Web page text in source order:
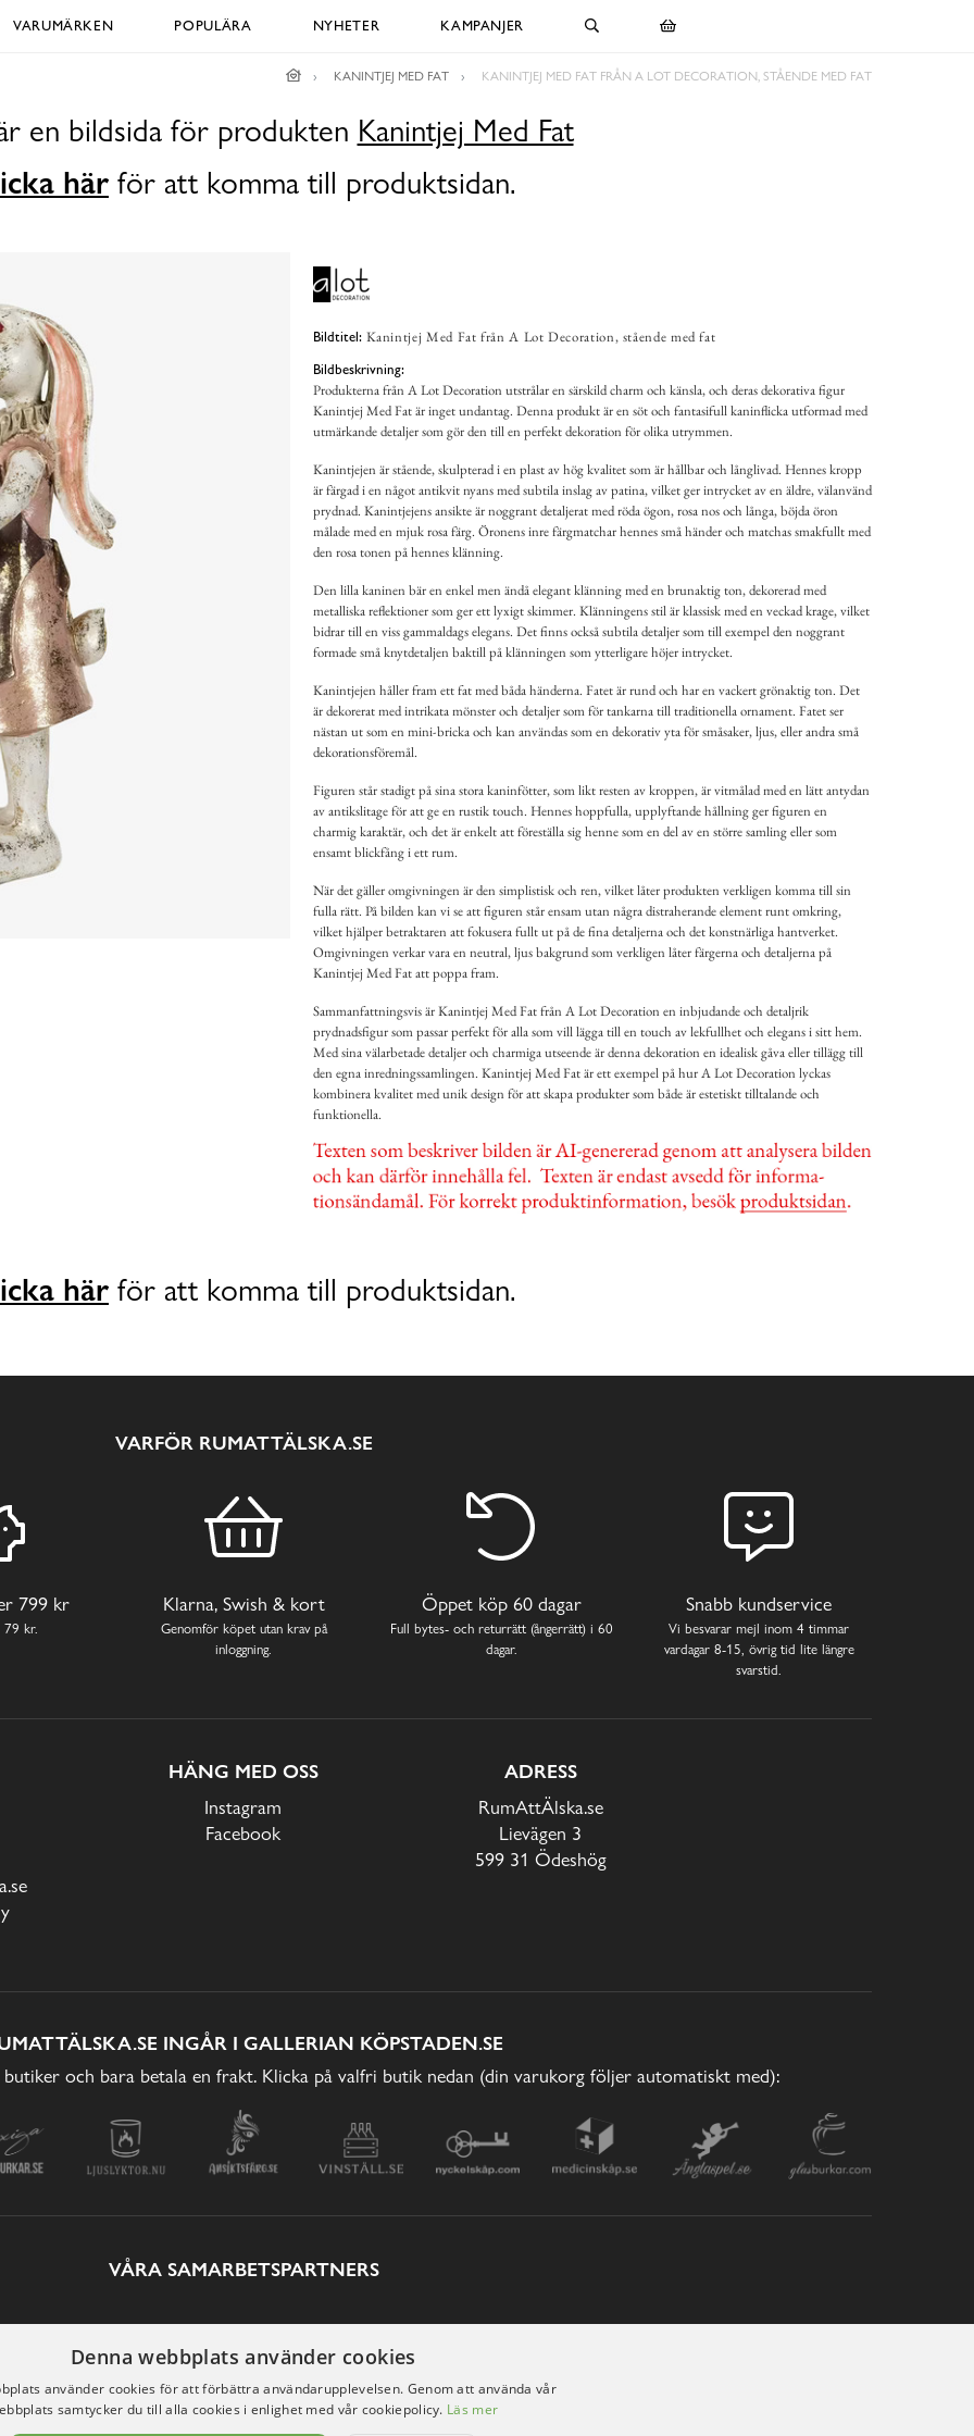
VARUMÄRKEN POPULÄRA NYHETER KAMPANJER
KANINTJEJ MED FAT KANINTJEJ MED FAT FRÅN A LOT DECORATION, STÅENDE MED FAT
en bildsida för produkten Kanintjej Med Fat
här för att komma till produktsidan.
Bildtitel: Kanintjej Med Fat från A Lot Decoration, stående med fat
Bildbeskrivning:
Produkterna från A Lot Decoration utstrålar en särskild charm och känsla, och deras dekorativa figur
Kanintjej Med Fat är inget undantag. Denna produkt är en söt och fantasifull kaninflicka utformad med
utmärkande detaljer som gör den till en perfekt dekoration för olika utrymmen.
Kanintjejen är stående, skulpterad i en plast av hög kvalitet som är hållbar och långlivad. Hennes kropp
är färgad i en något antikvit nyans med subtila inslag av patina, vilket ger intrycket av en äldre, välanvänd
prydnad. Kanintjejens ansikte är noggrant detaljerat med röda ögon, rosa nos och långa, böjda öron
målade med en mjuk rosa färg. Öronens inre färgmatchar hennes små händer och matchas smakfullt med
den rosa tonen på hennes klänning.
Den lilla kaninen bär en enkel men ändå elegant klänning med en brunaktig ton, dekorerad med
metalliska reflektioner som ger ett lyxigt skimmer. Klänningens stil är klassisk med en veckad krage, vilket
bidrar till en viss gammaldags elegans. Det finns också subtila detaljer som till exempel den noggrant
formade små knytdetaljen baktill på klänningen som ytterligare höjer intrycket.
Kanintjejen håller fram ett fat med båda händerna. Fatet är rund och har en vackert grönaktig ton. Det
är dekorerat med intrikata mönster och detaljer som för tankarna till traditionella ornament. Fatet ser
nästan ut som en mini-bricka och kan användas som en dekorativ yta för småsaker, ljus, eller andra små
dekorationsföremål.
Figuren står stadigt på sina stora kaninfötter, som likt resten av kroppen, är vitmålad med en lätt antydan
av antikslitage för att ge en rustik touch. Hennes hoppfulla, upplyftande hållning ger figuren en
charmig karaktär, och det är enkelt att föreställa sig henne som en del av en större samling eller som
ensamt blickfång i ett rum.
När det gäller omgivningen är den simplistisk och ren, vilket låter produkten verkligen komma till sin
fulla rätt. På bilden kan vi se att figuren står ensam utan några distraherande element runt omkring,
vilket hjälper betraktaren att fokusera fullt ut på de fina detaljerna och det konstnärliga hantverket.
Omgivningen verkar vara en neutral, ljus bakgrund som verkligen låter färgerna och detaljerna på
Kanintjej Med Fat att poppa fram.
Sammanfattningsvis är Kanintjej Med Fat från A Lot Decoration en inbjudande och detaljrik
prydnadsfigur som passar perfekt för alla som vill lägga till en touch av lekfullhet och elegans i sitt hem.
Med sina välarbetade detaljer och charmiga utseende är denna dekoration en idealisk gåva eller tillägg till
den egna inredningssamlingen. Kanintjej Med Fat är ett exempel på hur A Lot Decoration lyckas
kombinera kvalitet med unik design för att skapa produkter som både är estetiskt tilltalande och
funktionella.
här för att komma till produktsidan.
VARFÖR RUMATTÄLSKA.SE
799 kr
79 kr.
Klarna, Swish & kort
Genomför köpet utan krav på
inloggning.
Öppet köp 60 dagar
Full bytes- och returrätt (ångerrätt) i 60
dagar.
Snabb kundservice
Vi besvarar mejl inom 4 timmar
vardagar 8-15, övrig tid lite längre
svarstid.
HÄNG MED OSS
Instagram
Facebook
ADRESS
RumAttÄlska.se
Lievägen 3
599 31 Ödeshög
INGÅR I GALLERIAN KÖPSTADEN.SE
och bara betala en frakt. Klicka på valfri butik nedan (din varukorg följer automatiskt med):
VÅRA SAMARBETSPARTNERS
Denna webbplats använder cookies
använder cookies för att förbättra användarupplevelsen. Genom att använda vår
samtycker du till alla cookies i enlighet med vår cookiepolicy. Läs mer